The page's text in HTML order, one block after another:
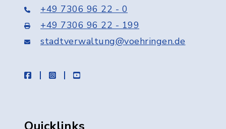
+49 7306 96 22 - 0
+49 7306 96 22 - 199
stadtverwaltung@voehringen.de
facebookinstagramyoutube